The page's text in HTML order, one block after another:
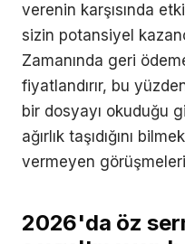
verenin karşısında
sizin potansiyel
Zamanında geri
fiyatlandırır, bu
bir dosyayı okuduğu
ağırlık taşıdığını
vermeyen
2026'da öz